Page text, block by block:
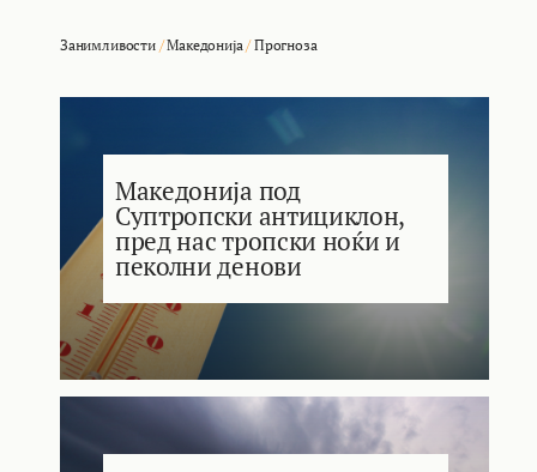
Занимливости/Македонија/Прогноза
Македонија под
Суптропски антициклон,
пред нас тропски ноќи и
пеколни денови